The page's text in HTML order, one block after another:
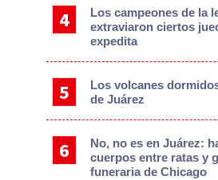
Los campeones de la
extraviaron ciertos
expedita
Los volcanes
de Juárez
No, no es en Juárez:
cuerpos entre ratas y
funeraria de Chicago